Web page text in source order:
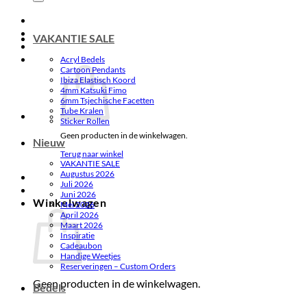
Geen producten in de winkelwagen.
Terug naar winkel
Winkelwagen
Geen producten in de winkelwagen.
VAKANTIE SALE
Acryl Bedels
Cartoon Pendants
Ibiza Elastisch Koord
4mm Katsuki Fimo
6mm Tsjechische Facetten
Tube Kralen
Sticker Rollen
Nieuw
VAKANTIE SALE
Augustus 2026
Juli 2026
Juni 2026
Mei 2026
April 2026
Maart 2026
Inspiratie
Cadeaubon
Handige Weetjes
Reserveringen – Custom Orders
Bedels